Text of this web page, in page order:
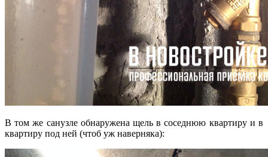
В том же санузле обнаружена щель в соседнюю квартиру и в
квартиру под ней (чтоб уж наверняка):